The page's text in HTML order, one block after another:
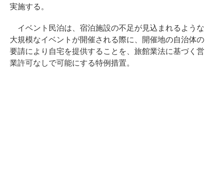
実施する。
イベント民泊は、宿泊施設の不足が見込まれるような
大規模なイベントが開催される際に、開催地の自治体の
要請により自宅を提供することを、旅館業法に基づく営
業許可なしで可能にする特例措置。